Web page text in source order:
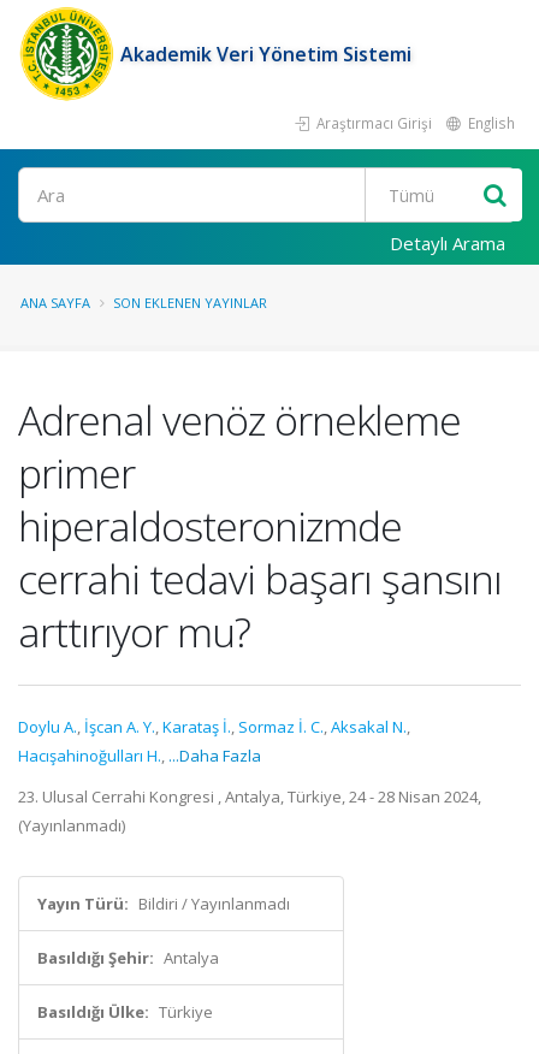
Akademik Veri Yönetim Sistemi
Araştırmacı Girişi English
Ara
Detaylı Arama
ANA SAYFA SON EKLENEN YAYINLAR
Adrenal venöz örnekleme
primer
hiperaldosteronizmde
cerrahi tedavi başarı şansını
arttırıyor mu?
Doylu A., İşcan A. Y.,Karataş İ., Sormaz İ. C.,Aksakal N.,
Hacışahinoğulları H., ...Daha Fazla
23. Ulusal Cerrahi Kongresi , Antalya, Türkiye, 24 - 28 Nisan 2024,
(Yayınlanmadı)
Yayın Türü: Bildiri / Yayınlanmadı
Basıldığı Şehir: Antalya
Basıldığı Ülke: Türkiye